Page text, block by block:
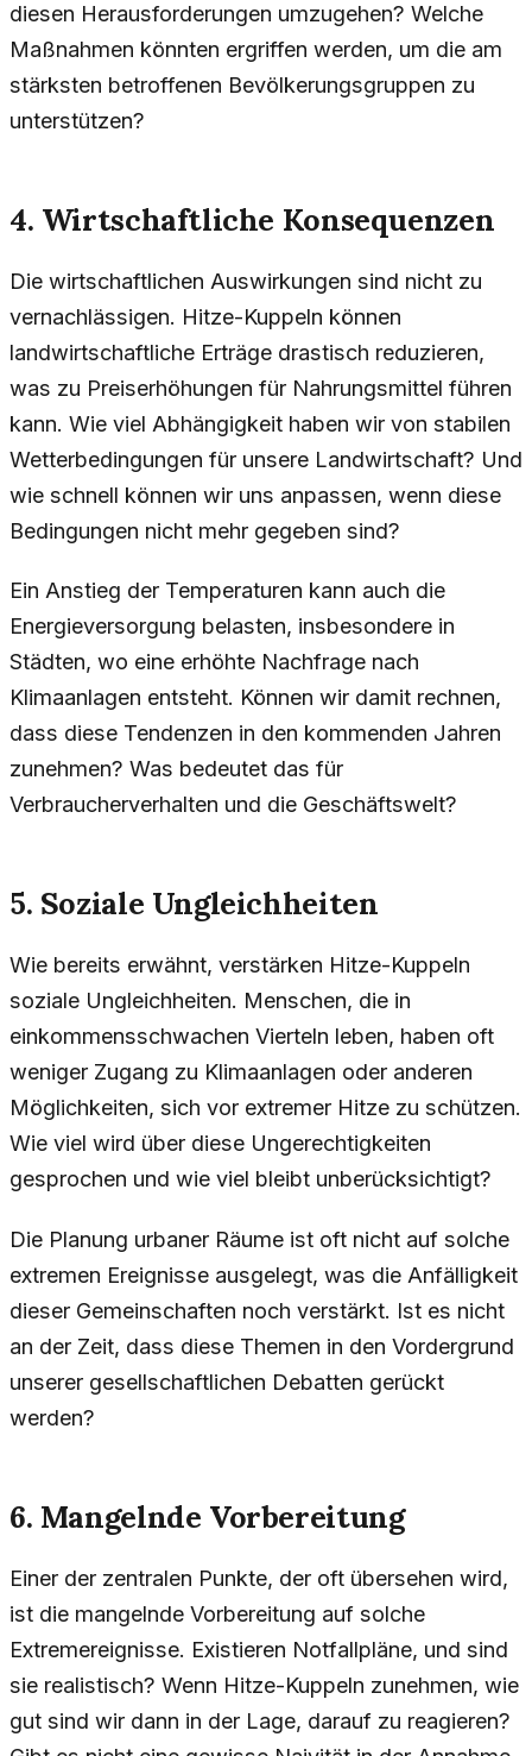
diesen Herausforderungen umzugehen? Welche
Maßnahmen könnten ergriffen werden, um die am
stärksten betroffenen Bevölkerungsgruppen zu
unterstützen?
4. Wirtschaftliche Konsequenzen
Die wirtschaftlichen Auswirkungen sind nicht zu
vernachlässigen. Hitze-Kuppeln können
landwirtschaftliche Erträge drastisch reduzieren,
was zu Preiserhöhungen für Nahrungsmittel führen
kann. Wie viel Abhängigkeit haben wir von stabilen
Wetterbedingungen für unsere Landwirtschaft? Und
wie schnell können wir uns anpassen, wenn diese
Bedingungen nicht mehr gegeben sind?
Ein Anstieg der Temperaturen kann auch die
Energieversorgung belasten, insbesondere in
Städten, wo eine erhöhte Nachfrage nach
Klimaanlagen entsteht. Können wir damit rechnen,
dass diese Tendenzen in den kommenden Jahren
zunehmen? Was bedeutet das für
Verbraucherverhalten und die Geschäftswelt?
5. Soziale Ungleichheiten
Wie bereits erwähnt, verstärken Hitze-Kuppeln
soziale Ungleichheiten. Menschen, die in
einkommensschwachen Vierteln leben, haben oft
weniger Zugang zu Klimaanlagen oder anderen
Möglichkeiten, sich vor extremer Hitze zu schützen.
Wie viel wird über diese Ungerechtigkeiten
gesprochen und wie viel bleibt unberücksichtigt?
Die Planung urbaner Räume ist oft nicht auf solche
extremen Ereignisse ausgelegt, was die Anfälligkeit
dieser Gemeinschaften noch verstärkt. Ist es nicht
an der Zeit, dass diese Themen in den Vordergrund
unserer gesellschaftlichen Debatten gerückt
werden?
6. Mangelnde Vorbereitung
Einer der zentralen Punkte, der oft übersehen wird,
ist die mangelnde Vorbereitung auf solche
Extremereignisse. Existieren Notfallpläne, und sind
sie realistisch? Wenn Hitze-Kuppeln zunehmen, wie
gut sind wir dann in der Lage, darauf zu reagieren?